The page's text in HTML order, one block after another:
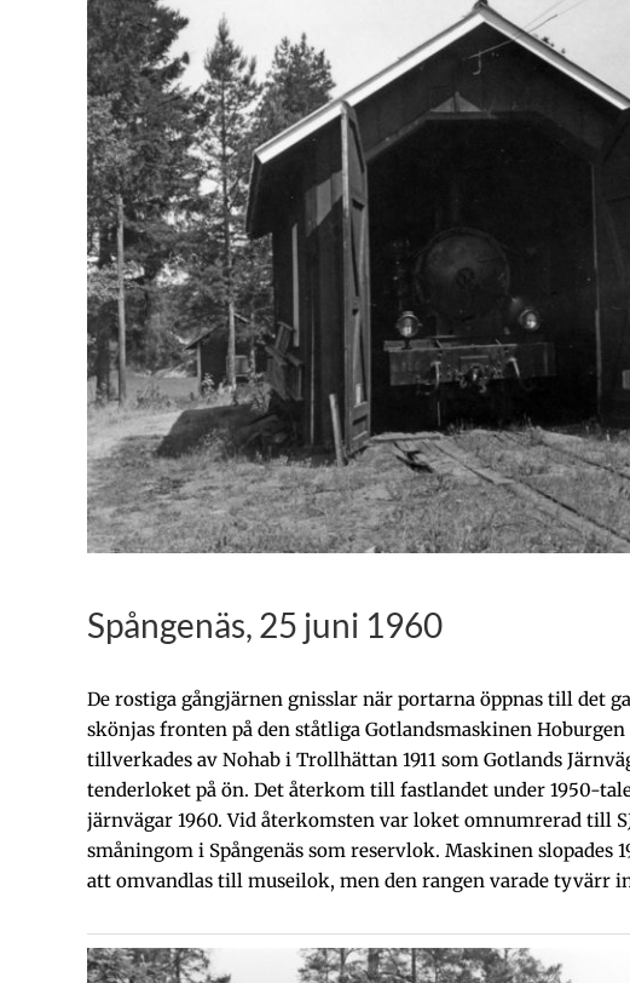
Spångenäs, 25 juni 1960
De rostiga gångjärnen gnisslar när portarna öppnas till det
skönjas fronten på den ståtliga Gotlandsmaskinen
tillverkades av Nohab i Trollhättan 1911 som Gotlands
tenderloket på ön. Det återkom till fastlandet under 1950-
järnvägar 1960. Vid återkomsten var loket omnumrerad till
småningom i Spångenäs som reservlok. Maskinen
att omvandlas till museilok, men den rangen varade tyvärr